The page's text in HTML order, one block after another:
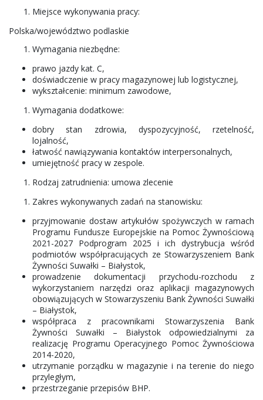
Miejsce wykonywania pracy:
Polska/województwo podlaskie
Wymagania niezbędne:
prawo jazdy kat. C,
doświadczenie w pracy magazynowej lub logistycznej,
wykształcenie: minimum zawodowe,
Wymagania dodatkowe:
dobry stan zdrowia, dyspozycyjność, rzetelność,
lojalność,
łatwość nawiązywania kontaktów interpersonalnych,
umiejętność pracy w zespole.
Rodzaj zatrudnienia: umowa zlecenie
Zakres wykonywanych zadań na stanowisku:
przyjmowanie dostaw artykułów spożywczych w ramach
Programu Fundusze Europejskie na Pomoc Żywnościową
2021-2027 Podprogram 2025 i ich dystrybucja wśród
podmiotów współpracujących ze Stowarzyszeniem Bank
Żywności Suwałki – Białystok,
prowadzenie dokumentacji przychodu-rozchodu z
wykorzystaniem narzędzi oraz aplikacji magazynowych
obowiązujących w Stowarzyszeniu Bank Żywności Suwałki
– Białystok,
współpraca z pracownikami Stowarzyszenia Bank
Żywności Suwałki – Białystok odpowiedzialnymi za
realizację Programu Operacyjnego Pomoc Żywnościowa
2014-2020,
utrzymanie porządku w magazynie i na terenie do niego
przyległym,
przestrzeganie przepisów BHP.